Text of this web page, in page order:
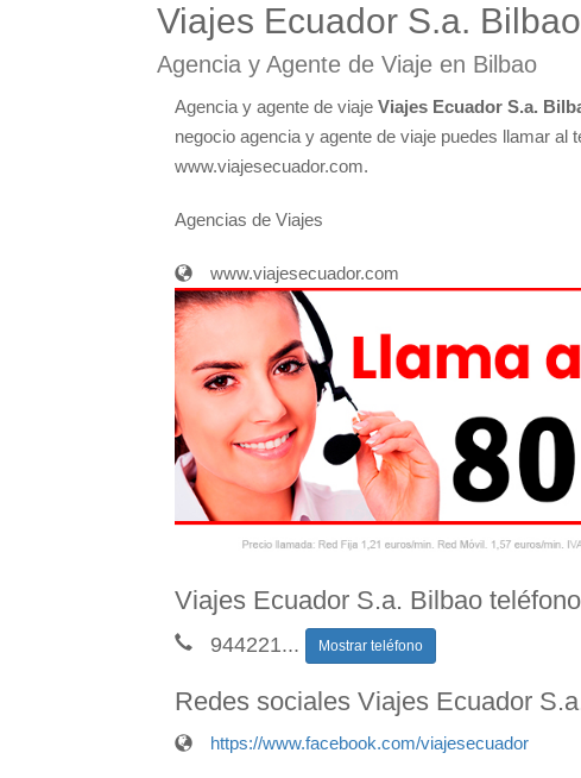
Viajes Ecuador S.a. Bilbao
Agencia y Agente de Viaje en Bilbao
Agencia y agente de viaje Viajes Ecuador S.a.
negocio agencia y agente de viaje puedes llamar al
www.viajesecuador.com.
Agencias de Viajes
www.viajesecuador.com
Viajes Ecuador S.a. Bilbao
944221... Mostrar teléfono
Redes sociales Viajes Ecuador
https://www.facebook.com/viajesecuador